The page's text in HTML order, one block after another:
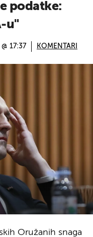
podatke:
u"
17:37 KOMENTARI
Oružanih snaga